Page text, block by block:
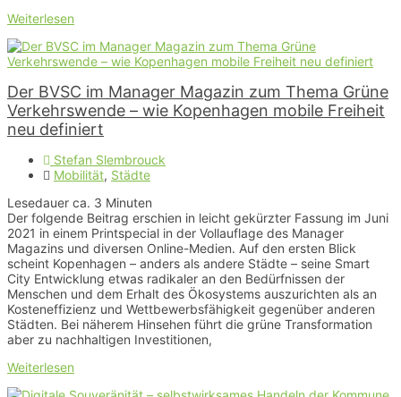
Weiterlesen
Der BVSC im Manager Magazin zum Thema Grüne
Verkehrswende – wie Kopenhagen mobile Freiheit
neu definiert
Stefan Slembrouck
Mobilität, Städte
Lesedauer ca. 3 Minuten
Der folgende Beitrag erschien in leicht gekürzter Fassung im Juni
2021 in einem Printspecial in der Vollauflage des Manager
Magazins und diversen Online-Medien. Auf den ersten Blick
scheint Kopenhagen – anders als andere Städte – seine Smart
City Entwicklung etwas radikaler an den Bedürfnissen der
Menschen und dem Erhalt des Ökosystems auszurichten als an
Kosteneffizienz und Wettbewerbsfähigkeit gegenüber anderen
Städten. Bei näherem Hinsehen führt die grüne Transformation
aber zu nachhaltigen Investitionen,
Weiterlesen